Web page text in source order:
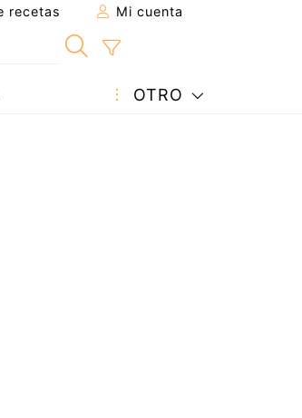
recetas Mi cuenta
OTRO
foto de esta receta